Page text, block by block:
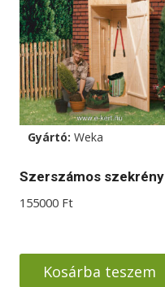
Gyártó: Weka
Szerszámos szekrény
155000 Ft
Kosárba teszem